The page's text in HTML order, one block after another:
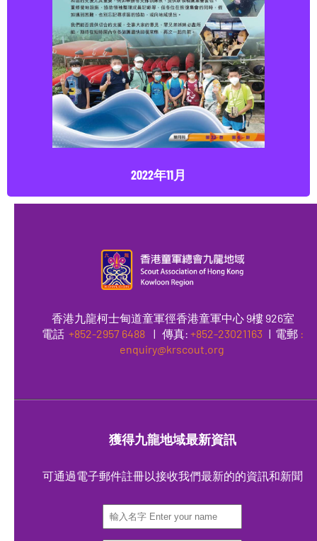
2022年11月
2022年11月
點擊下載
香港九龍柯士甸道童軍徑香港童軍中心 9樓 926室
電話 +852-2957 6488 | 傳真: +852-23021163 | 電郵 :
enquiry@krscout.org
獲得九龍地域最新資訊
可通過電子郵件註冊以接收我們最新的的資訊和新聞